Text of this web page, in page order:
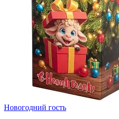
Новогодний гость